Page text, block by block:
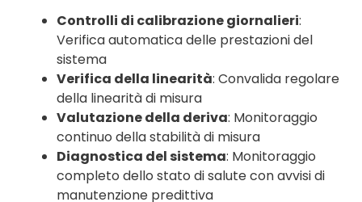
Controlli di calibrazione giornalieri:
Verifica automatica delle prestazioni del
sistema
Verifica della linearità: Convalida regolare
della linearità di misura
Valutazione della deriva: Monitoraggio
continuo della stabilità di misura
Diagnostica del sistema: Monitoraggio
completo dello stato di salute con avvisi di
manutenzione predittiva